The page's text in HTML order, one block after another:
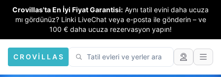
Crovillas'ta En İyi Fiyat Garantisi: Aynı tatil evini daha ucuza
mı gördünüz? Linki LiveChat veya e-posta ile gönderin – ve
100 € daha ucuza rezervasyon yapın!
CROVILLAS